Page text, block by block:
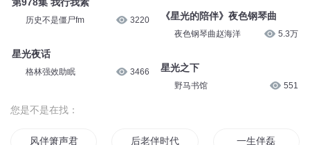
历史不是僵尸fm 3220
星光夜话
格林强效助眠 3466
《星光的陪伴》夜色钢琴曲
夜色钢琴曲赵海洋 5.3万
星光之下
野马书馆 551
您是不是在找：
风伴箫声君伴影 后老伴时代 一生伴磊